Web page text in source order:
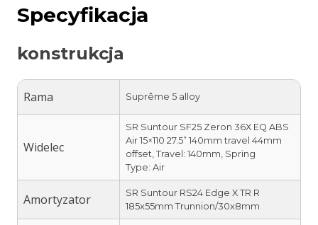
Specyfikacja
konstrukcja
Rama Suprême 5 alloy
Widelec
SR Suntour SF25 Zeron 36X EQ ABS
Air 15×110 27.5” 140mm travel 44mm
offset, Travel: 140mm, Spring
Type: Air
Amortyzator
SR Suntour RS24 Edge X TR R
185x55mm Trunnion/30x8mm